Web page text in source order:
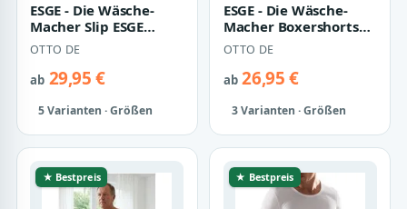
ESGE - Die Wäsche-
Macher Slip ESGE
Herren Slips Feinripp
im 5er Pack
OTTO DE
ab29,95 €
5 Varianten · Größen
ESGE - Die Wäsche-
Macher Boxershorts
ESGE Herren
Boxershorts Feinripp…
OTTO DE
ab26,95 €
3 Varianten · Größen
★ Bestpreis ★ Bestpreis